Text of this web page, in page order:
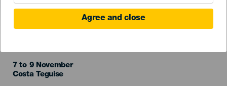
Agree and close
7 to 9 November
Localidad
Costa Teguise